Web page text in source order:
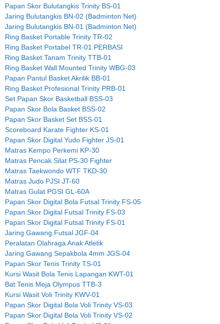
Papan Skor Bulutangkis Trinity BS-01
Jaring Bulutangkis BN-02 (Badminton Net)
Jaring Bulutangkis BN-01 (Badminton Net)
Ring Basket Portable Trinity TR-02
Ring Basket Portabel TR-01 PERBASI
Ring Basket Tanam Trinity TTB-01
Ring Basket Wall Mounted Trinity WBG-03
Papan Pantul Basket Akrilik BB-01
Ring Basket Profesional Trinity PRB-01
Set Papan Skor Basketball BSS-03
Papan Skor Bola Basket BSS-02
Papan Skor Basket Set BSS-01
Scoreboard Karate Fighter KS-01
Papan Skor Digital Yudo Fighter JS-01
Matras Kempo Perkemi KP-30
Matras Pencak Silat PS-30 Fighter
Matras Taekwondo WTF TKD-30
Matras Judo PJSI JT-60
Matras Gulat PGSI GL-60A
Papan Skor Digital Bola Futsal Trinity FS-05
Papan Skor Digital Futsal Trinity FS-03
Papan Skor Digital Futsal Trinity FS-01
Jaring Gawang Futsal JGF-04
Peralatan Olahraga Anak Atletik
Jaring Gawang Sepakbola 4mm JGS-04
Papan Skor Tenis Trinity TS-01
Kursi Wasit Bola Tenis Lapangan KWT-01
Bat Tenis Meja Olympus TTB-3
Kursi Wasit Voli Trinity KWV-01
Papan Skor Digital Bola Voli Trinity VS-03
Papan Skor Digital Bola Voli Trinity VS-02